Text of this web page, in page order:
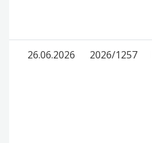
26.06.2026 2026/1257